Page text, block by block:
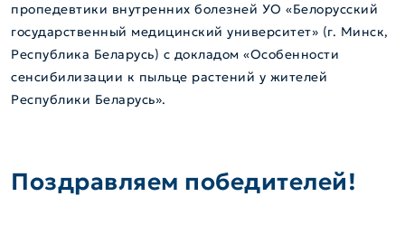
пропедевтики внутренних болезней УО «Белорусский
государственный медицинский университет» (г. Минск,
Республика Беларусь) с докладом «Особенности
сенсибилизации к пыльце растений у жителей
Республики Беларусь».
Поздравляем победителей!